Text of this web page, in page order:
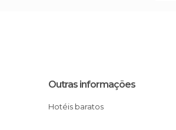
Outras informações
Hotéis baratos